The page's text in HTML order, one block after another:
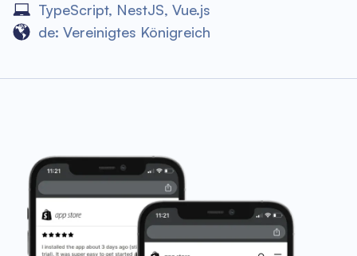
TypeScript, NestJS, Vue.js
de: Vereinigtes Königreich